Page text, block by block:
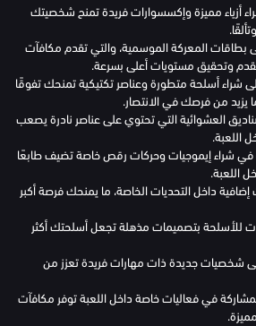
أزياء مميزة وإكسسوارات فريدة تمنح شخصيتك
المعركة الموسمية، والتي تقدم مكافآت
وتحقيق مستويات أعلى بسرعة.
شراء أسلحة متطورة وعناصر تكتيكية تمنحك تفوقًا
يزيد من فرصك في الانتصار.
العشوائية التي تحتوي على عناصر نادرة يصعب
اللعبة.
شراء إيموجيات وحركات رقص خاصة تضيف طابعًا
اللعبة.
داخل التحديات الخاصة، ما يمنحك فرصة أكبر
للأسلحة بتصميمات مذهلة تجعل أسلحتك أكثر
شخصيات جديدة ذات مهارات فريدة تعزز من
في فعاليات خاصة داخل اللعبة توفر مكافآت